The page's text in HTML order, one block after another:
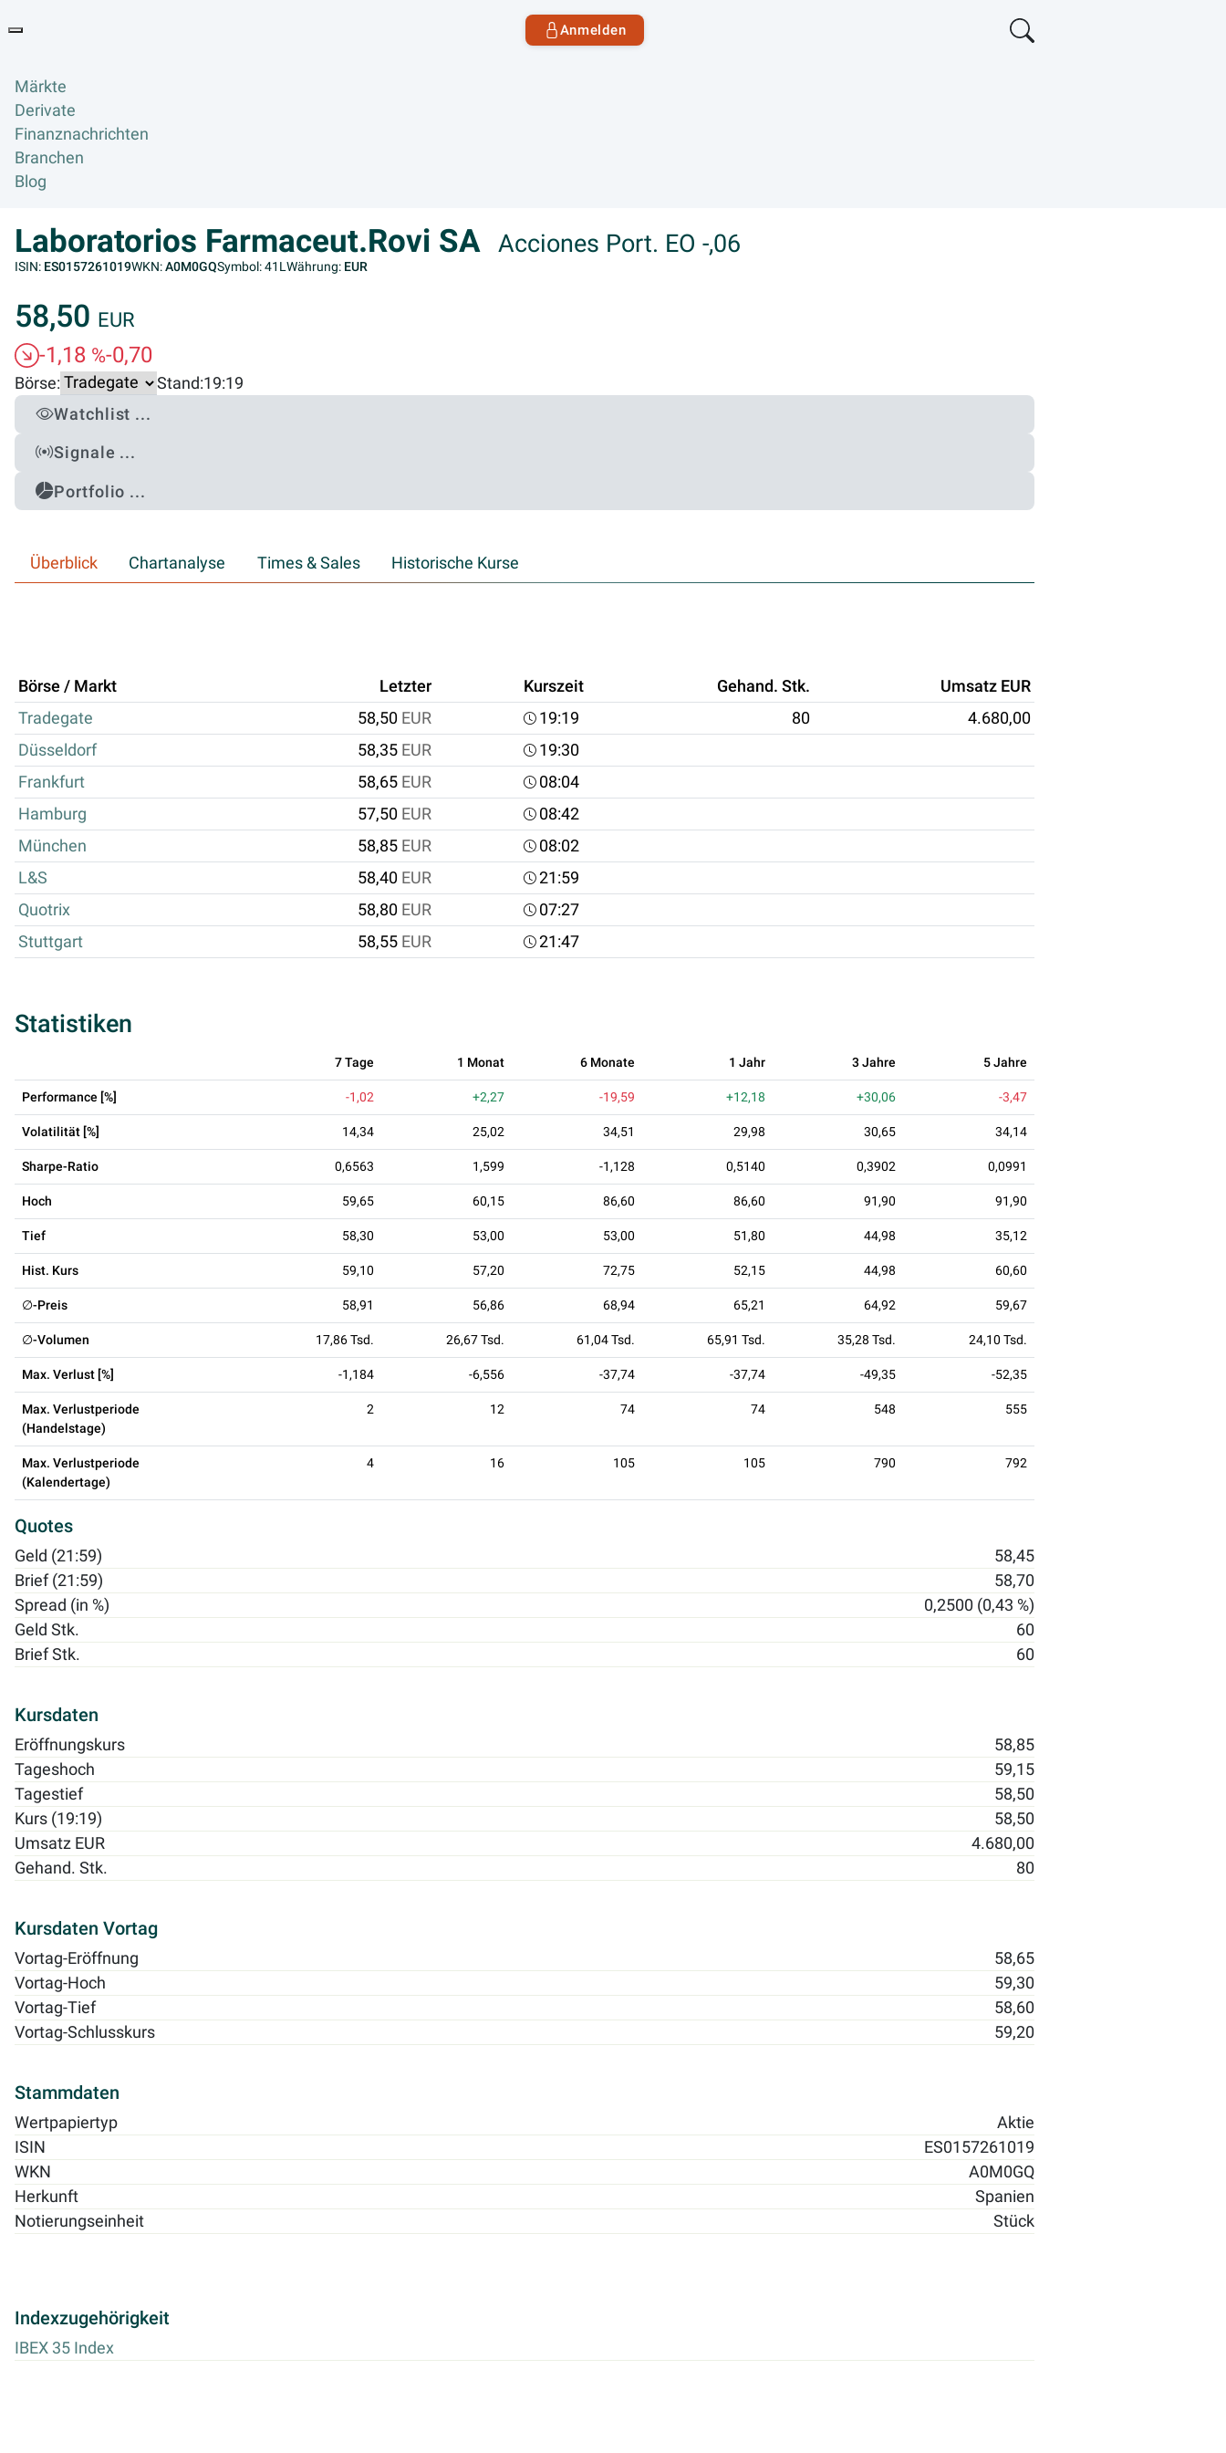
Anmelden
Märkte
Derivate
Finanznachrichten
Branchen
Blog
Laboratorios Farmaceut.Rovi SA Acciones Port. EO -,06
ISIN: ES0157261019WKN:A0M0GQSymbol: 41LWährung: EUR
58,50 EUR
-1,18 %-0,70
Börse: Stand:19:19
Watchlist ...
Signale ...
Portfolio ...
Überblick Chartanalyse Times & Sales Historische Kurse
Börse / Markt Letzter Kurszeit Gehand. Stk.
Umsatz EUR
Tradegate
58,50 EUR 19:19 80
4.680,00
Düsseldorf
58,35 EUR
19:30
Frankfurt
58,65 EUR
08:04
Hamburg
57,50 EUR
08:42
München
58,85 EUR
08:02
L&S
58,40 EUR
21:59
Quotrix
58,80 EUR
07:27
Stuttgart
58,55 EUR 21:47
Statistiken
7 Tage 1 Monat 6 Monate 1 Jahr 3 Jahre 5 Jahre
Performance [%] -1,02 +2,27 -19,59 +12,18 +30,06 -3,47
Volatilität [%] 14,34 25,02 34,51 29,98 30,65 34,14
Sharpe-Ratio 0,6563 1,599 -1,128 0,5140 0,3902 0,0991
Hoch 59,65 60,15 86,60 86,60 91,90 91,90
Tief 58,30 53,00 53,00 51,80 44,98 35,12
Hist. Kurs 59,10 57,20 72,75 52,15 44,98 60,60
∅-Preis 58,91 56,86 68,94 65,21 64,92 59,67
∅-Volumen 17,86 Tsd. 26,67 Tsd. 61,04 Tsd. 65,91 Tsd. 35,28 Tsd. 24,10 Tsd.
Max. Verlust [%] -1,184 -6,556 -37,74 -37,74 -49,35 -52,35
Max. Verlustperiode
(Handelstage)
2 12 74 74 548 555
Max. Verlustperiode
(Kalendertage)
4 16 105 105 790 792
Quotes
Geld (21:59)
58,45
Brief (21:59)
58,70
Spread (in %)
0,2500 (0,43 %)
Geld Stk.
60
Brief Stk.
60
Kursdaten
Eröffnungskurs
58,85
Tageshoch
59,15
Tagestief
58,50
Kurs (19:19)
58,50
Umsatz EUR
4.680,00
Gehand. Stk.
80
Kursdaten Vortag
Vortag-Eröffnung
58,65
Vortag-Hoch
59,30
Vortag-Tief
58,60
Vortag-Schlusskurs
59,20
Stammdaten
Wertpapiertyp
Aktie
ISIN
ES0157261019
WKN
A0M0GQ
Herkunft
Spanien
Notierungseinheit
Stück
Indexzugehörigkeit
IBEX 35 Index